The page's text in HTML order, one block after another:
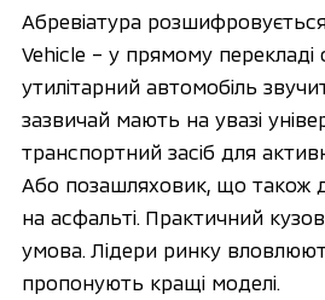
Абревіатура
Vehicle – у прямому
утилітарний автомобіль
зазвичай мають на увазі
транспортний засіб для
Або позашляховик, що також
на асфальті. Практичний
умова. Лідери ринку
пропонують кращі моделі.